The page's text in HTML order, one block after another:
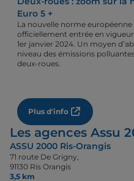
Euro 5 +
La nouvelle norme européenne
officiellement entrée en
1er janvier 2024. Un moyen
niveau des émissions
deux-roues.
Plus d'info
Les agences Assu
ASSU 2000 Ris-Orangis
71 route De Grigny,
91130 Ris Orangis
3,5 km